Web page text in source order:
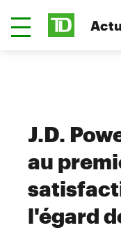
J.D.
au
l'égard